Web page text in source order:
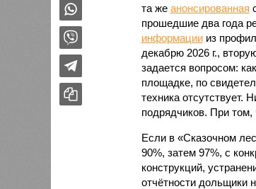
та же анонсированная
прошедшие два года
информациииз
декабрю 2026 г.,
задается вопросом:
площадке, по
техника отсутствует.
подрядчиков. При том,
Если в «Сказочном
90%, затем 97%, с
конструкций,
отчётности дольщики